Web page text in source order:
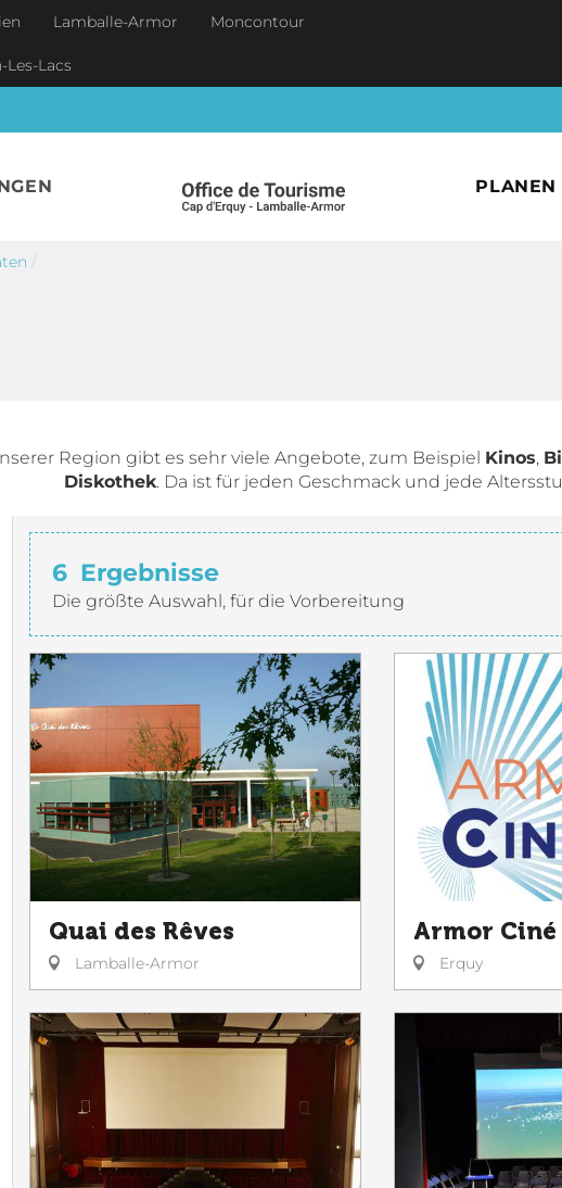
Lamballe-Armor Moncontour
Les-Lacs
PLANEN
/
Region gibt es sehr viele Angebote, zum Beispiel Kinos,
Diskothek. Da ist für jeden Geschmack und jede
6 Ergebnisse
Die größte Auswahl, für die Vorbereitung
Quai des Rêves
Lamballe-Armor
Armor Ciné
Erquy